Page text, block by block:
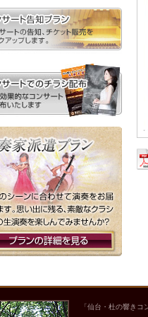
「仙台・杜の響き